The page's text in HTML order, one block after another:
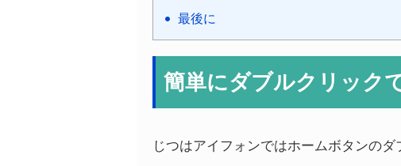
最後に
簡単にダブルクリック
じつはアイフォンではホームボタンの